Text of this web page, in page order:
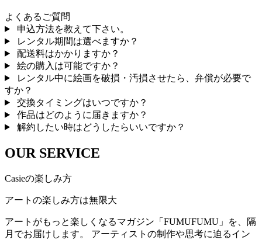
よくあるご質問
申込方法を教えて下さい。
レンタル期間は選べますか？
配送料はかかりますか？
絵の購入は可能ですか？
レンタル中に絵画を破損・汚損させたら、弁償が必要で
すか？
交換タイミングはいつですか？
作品はどのように届きますか？
解約したい時はどうしたらいいですか？
OUR SERVICE
Casieの楽しみ方
アートの楽しみ方は無限大
アートがもっと楽しくなるマガジン「FUMUFUMU」を、隔
月でお届けします。 アーティストの制作や思考に迫るイン